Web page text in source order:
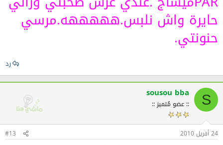
حايرة واش نلبس.هههههه.مرسي
حنونتي.
رد
S
sousou bba
:: عضو مُتميز ::
24 أفريل 2010 #13